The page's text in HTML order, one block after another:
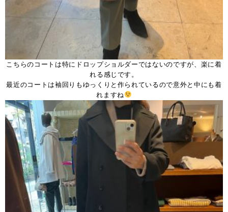
こちらのコートは特にドロップショルダーではないのですが、楽に着
れる感じです。
最近のコートは袖回りもゆっくりと作られているので意外と中にも着
れますね